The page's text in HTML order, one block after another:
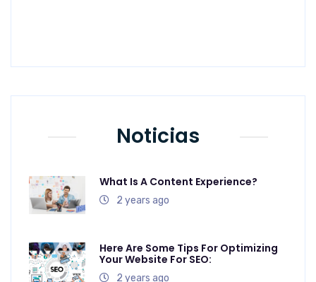
Noticias
What Is A Content Experience?
2 years ago
Here Are Some Tips For Optimizing
Your Website For SEO:
2 years ago